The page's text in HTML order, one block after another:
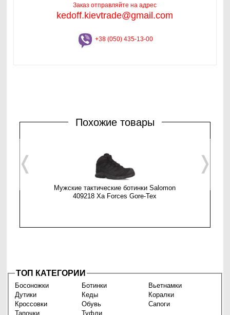
Заказ отправляйте на адрес
kedoff.kievtrade@gmail.com
+38 (050) 435-13-00
Похожие товары
Мужские тактические ботинки Salomon
409218 Xa Forces Gore-Tex
❬ ❭
ТОП КАТЕГОРИИ
Босоножки Ботинки
Вьетнамки
Дутики
Кеды
Коралки
Кроссовки
Обувь
Сапоги
Тапочки
Туфли